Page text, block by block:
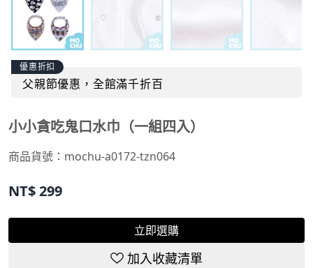
優惠折扣
父親節優惠，全館滿千折百
小小貪吃鬼口水巾（一組四入）
商品貨號：mochu-a0172-tzn064
NT$299
立即選購
加入收藏清單